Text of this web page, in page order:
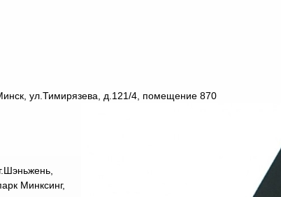
ул.Тимирязева, д.121/4, помещение 870
Минксинг,